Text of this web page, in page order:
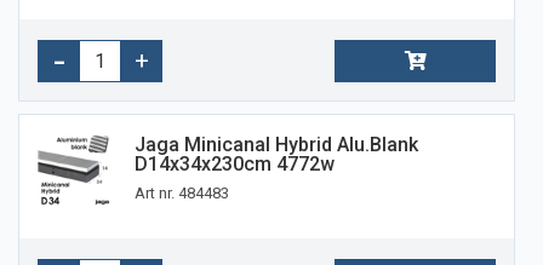
Jaga Minicanal Hybrid Alu.blank
D14x34x230cm 4772w
Art nr. 484483